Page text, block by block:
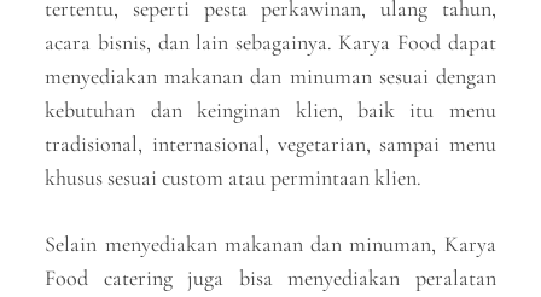
tertentu, seperti pesta perkawinan, ulang tahun,
acara bisnis, dan lain sebagainya. Karya Food dapat
menyediakan makanan dan minuman sesuai dengan
kebutuhan dan keinginan klien, baik itu menu
tradisional, internasional, vegetarian, sampai menu
khusus sesuai custom atau permintaan klien.
Selain menyediakan makanan dan minuman, Karya
Food catering juga bisa menyediakan peralatan